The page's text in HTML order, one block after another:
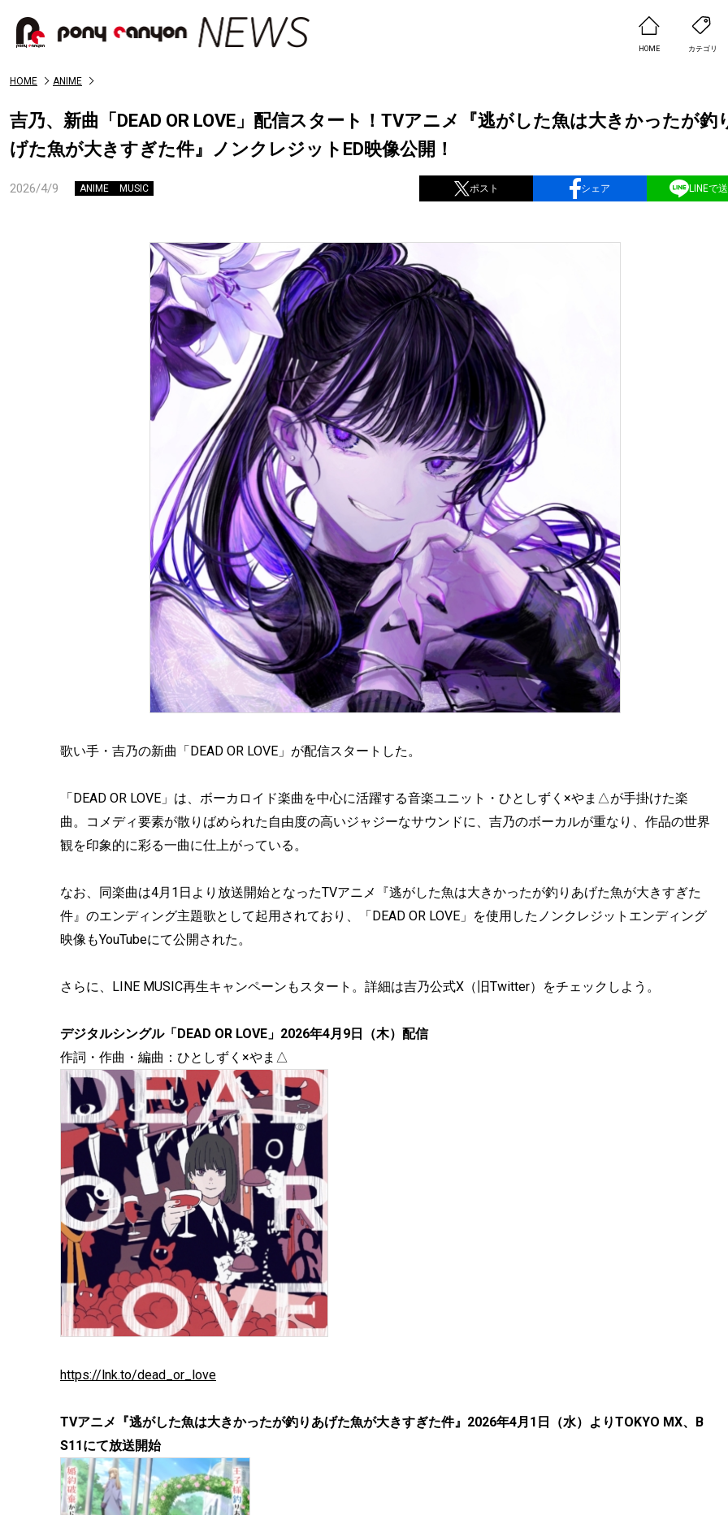
HOME カテゴリ
HOME ANIME
吉乃、新曲「DEAD OR LOVE」配信スタート！TVアニメ『逃がした魚は大きかったが釣
げた魚が大きすぎた件』ノンクレジットED映像公開！
2026/4/9 ANIME MUSIC ポスト シェア LINEで
歌い手・吉乃の新曲「DEAD OR LOVE」が配信スタートした。
「DEAD OR LOVE」は、ボーカロイド楽曲を中心に活躍する音楽ユニット・ひとしずく×やま△が手掛けた楽
曲。コメディ要素が散りばめられた自由度の高いジャジーなサウンドに、吉乃のボーカルが重なり、作品の世界
観を印象的に彩る一曲に仕上がっている。
なお、同楽曲は4月1日より放送開始となったTVアニメ『逃がした魚は大きかったが釣りあげた魚が大きすぎた
件』のエンディング主題歌として起用されており、「DEAD OR LOVE」を使用したノンクレジットエンディング
映像もYouTubeにて公開された。
さらに、LINE MUSIC再生キャンペーンもスタート。詳細は吉乃公式X（旧Twitter）をチェックしよう。
デジタルシングル「DEAD OR LOVE」2026年4月9日（木）配信
作詞・作曲・編曲：ひとしずく×やま△
https://lnk.to/dead_or_love
TVアニメ『逃がした魚は大きかったが釣りあげた魚が大きすぎた件』2026年4月1日（水）よりTOKYO MX、B
S11にて放送開始